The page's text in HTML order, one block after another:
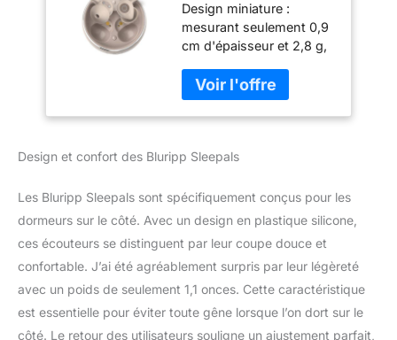
dormeurs sur le
côté, écouteurs de
sommeil avec
réduction du bruit,
doux et ajusté
pendant la nuit, fins
et légers, 28
étui de charge de
Design miniature :
mesurant seulement 0,9
cm d'épaisseur et 2,8 g,
sommeil légers sont
conçus pour un confort
exceptionnel lorsqu'ils
nuit Ajustement parfait :
ergonomiques offrent un
ajustement sûr mais
doux, idéal pour les
personnes dormant sur
le côté qui se retournent.
Ils sont également des
amis fidèles dans le sport
car ils restent serrés
Design et confort des Bluripp Sleepals
Les Bluripp Sleepals sont spécifiquement conçus pour les
dormeurs sur le côté. Avec un design en plastique silicone,
ces écouteurs se distinguent par leur coupe douce et
confortable. J’ai été agréablement surpris par leur légèreté
avec un poids de seulement 1,1 onces. Cette caractéristique
est essentielle pour éviter toute gêne lorsque l’on dort sur le
côté. Le retour des utilisateurs souligne un ajustement parfait,